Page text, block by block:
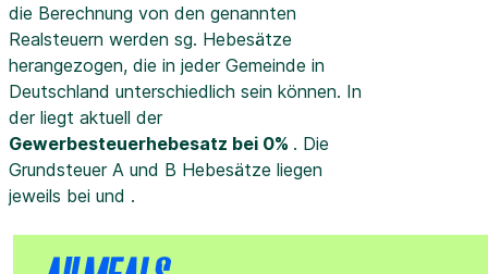
die Berechnung von den genannten
Realsteuern werden sg. Hebesätze
herangezogen, die in jeder Gemeinde in
Deutschland unterschiedlich sein können. In
der liegt aktuell der
Gewerbesteuerhebesatz bei 0% . Die
Grundsteuer A und B Hebesätze liegen
jeweils bei und .